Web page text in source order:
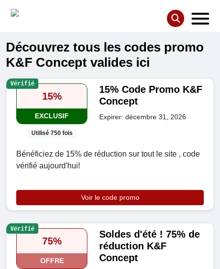
Découvrez tous les codes promo
K&F Concept valides ici
15%
EXCLUSIF
Utilisé 750 fois
15% Code Promo K&F
Concept
Expirer: décembre 31, 2026
Bénéficiez de 15% de réduction sur tout le site , code
vérifié aujourd'hui!
Voir le code promo
Vérifié
75%
OFFRE
Soldes d'été ! 75% de
réduction K&F
Concept
Vérifié